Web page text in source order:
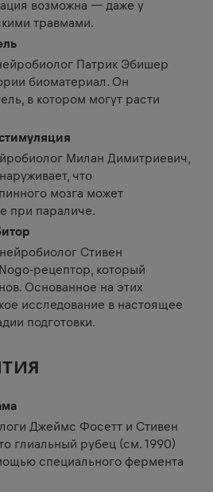
возможна — даже у
травмами.
Патрик Эбишер
биоматериал. Он
в котором могут расти
Милан Димитриевич,
что
мозга может
при параличе.
Стивен
рецептор, который
Основанное на этих
исследование в настоящее
подготовки.
Джеймс Фосетт и Стивен
глиальный рубец (см. 1990)
специального фермента